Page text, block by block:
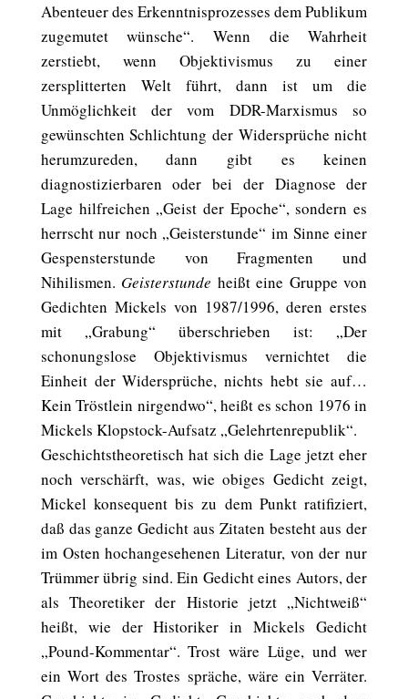
Abenteuer des Erkenntnisprozesses dem Publikum
zugemutet wünsche“. Wenn die Wahrheit
zerstiebt, wenn Objektivismus zu einer
zersplitterten Welt führt, dann ist um die
Unmöglichkeit der vom DDR-Marxismus so
gewünschten Schlichtung der Widersprüche nicht
herumzureden, dann gibt es keinen
diagnostizierbaren oder bei der Diagnose der
Lage hilfreichen „Geist der Epoche“, sondern es
herrscht nur noch „Geisterstunde“ im Sinne einer
Gespensterstunde von Fragmenten und
Nihilismen. Geisterstunde heißt eine Gruppe von
Gedichten Mickels von 1987/1996, deren erstes
mit „Grabung“ überschrieben ist: „Der
schonungslose Objektivismus vernichtet die
Einheit der Widersprüche, nichts hebt sie auf…
Kein Tröstlein nirgendwo“, heißt es schon 1976 in
Mickels Klopstock-Aufsatz „Gelehrtenrepublik“.
Geschichtstheoretisch hat sich die Lage jetzt eher
noch verschärft, was, wie obiges Gedicht zeigt,
Mickel konsequent bis zu dem Punkt ratifiziert,
daß das ganze Gedicht aus Zitaten besteht aus der
im Osten hochangesehenen Literatur, von der nur
Trümmer übrig sind. Ein Gedicht eines Autors, der
als Theoretiker der Historie jetzt „Nichtweiß“
heißt, wie der Historiker in Mickels Gedicht
„Pound-Kommentar“. Trost wäre Lüge, und wer
ein Wort des Trostes spräche, wäre ein Verräter.